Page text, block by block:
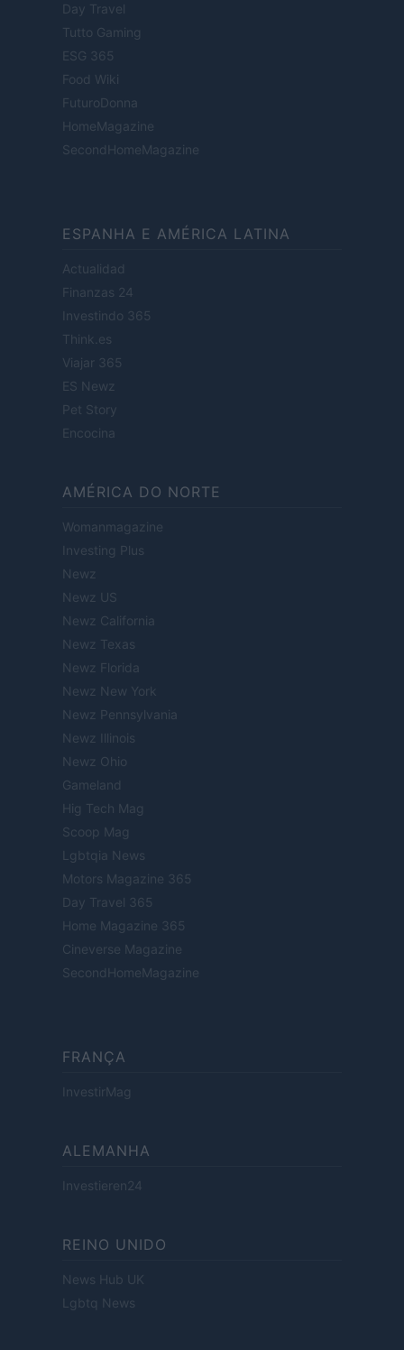
Day Travel
Tutto Gaming
ESG 365
Food Wiki
FuturoDonna
HomeMagazine
SecondHomeMagazine
ESPANHA E AMÉRICA LATINA
Actualidad
Finanzas 24
Investindo 365
Think.es
Viajar 365
ES Newz
Pet Story
Encocina
AMÉRICA DO NORTE
Womanmagazine
Investing Plus
Newz
Newz US
Newz California
Newz Texas
Newz Florida
Newz New York
Newz Pennsylvania
Newz Illinois
Newz Ohio
Gameland
Hig Tech Mag
Scoop Mag
Lgbtqia News
Motors Magazine 365
Day Travel 365
Home Magazine 365
Cineverse Magazine
SecondHomeMagazine
FRANÇA
InvestirMag
ALEMANHA
Investieren24
REINO UNIDO
News Hub UK
Lgbtq News